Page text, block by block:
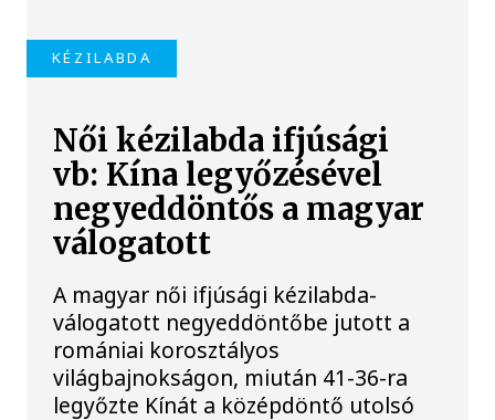
KÉZILABDA
Női kézilabda ifjúsági
vb: Kína legyőzésével
negyeddöntős a magyar
válogatott
A magyar női ifjúsági kézilabda-
válogatott negyeddöntőbe jutott a
romániai korosztályos
világbajnokságon, miután 41-36-ra
legyőzte Kínát a középdöntő utolsó